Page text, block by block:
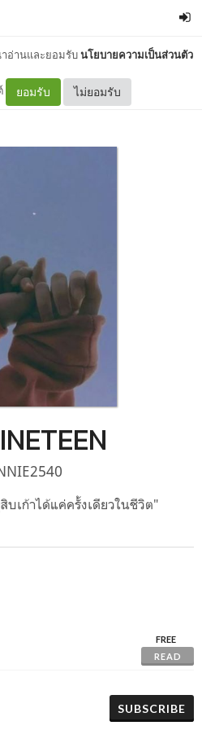
าอ่านและยอมรับนโยบายความเป็นส่วนตัว
ยอมรับ ไม่ยอมรับ
บเก้าได้แค่ครั้งเดียวในชีวิต"
FREE
READ
SUBSCRIBE